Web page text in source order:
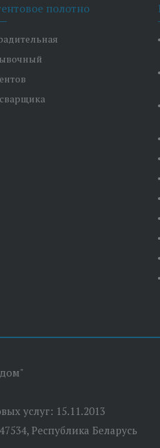
полотно
услуг: 15.11.2013
Республика Беларусь